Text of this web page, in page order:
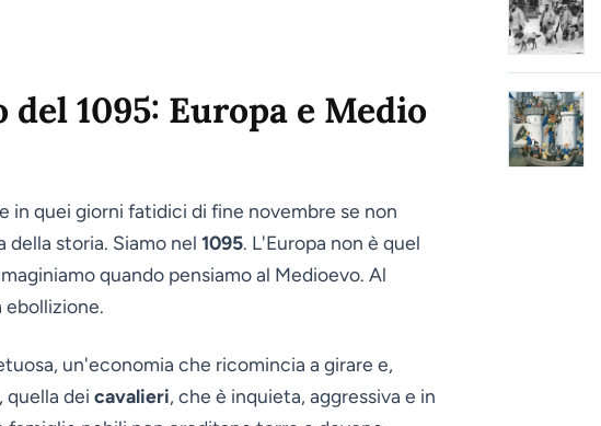
1095: Europa e Medio
in quei giorni fatidici di fine novembre se non
della storia. Siamo nel 1095. L'Europa non è quel
quando pensiamo al Medioevo. Al
un'economia che ricomincia a girare e,
quella dei cavalieri, che è inquieta, aggressiva e in